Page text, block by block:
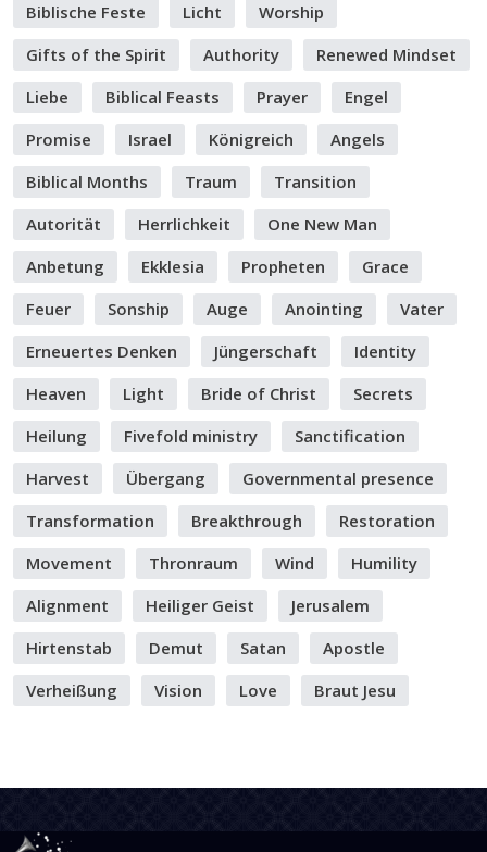
Biblische Feste
Licht
Worship
Gifts of the Spirit
Authority
Renewed Mindset
Liebe
Biblical Feasts Prayer
Engel
Promise
Israel Königreich
Angels
Biblical Months
Traum
Transition
Autorität
Herrlichkeit
One New Man
Anbetung
Ekklesia Propheten
Grace
Feuer
Sonship Auge Anointing
Vater
Erneuertes Denken
Jüngerschaft
Identity
Heaven
Light Bride of Christ
Secrets
Heilung
Fivefold ministry
Sanctification
Harvest
Übergang
Governmental presence
Transformation
Breakthrough
Restoration
Movement
Thronraum Wind
Humility
Alignment
Heiliger Geist
Jerusalem
Hirtenstab
Demut Satan
Apostle
Verheißung
Vision Love Braut Jesu